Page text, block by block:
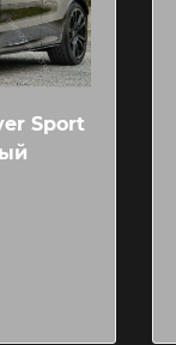
Sport